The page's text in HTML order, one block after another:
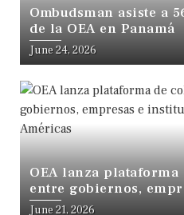
Ombudsman asiste a
de la OEA en Panamá
June 24, 2026
OEA lanza
entre gobiernos,
financieras de las
June 21, 2026